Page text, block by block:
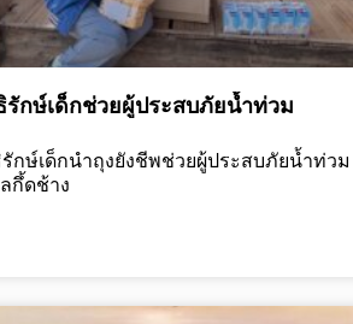
กษ์เด็กช่วยผู้ประสบภัยน้ำท่วม
กษ์เด็กนำถุงยังชีพช่วยผู้ประสบภัยน้ำท่วม
กึ้ดช้าง